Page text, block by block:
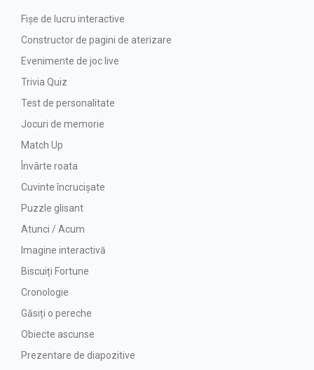
Fișe de lucru interactive
Constructor de pagini de aterizare
Evenimente de joc live
Trivia Quiz
Test de personalitate
Jocuri de memorie
Match Up
Învârte roata
Cuvinte încrucișate
Puzzle glisant
Atunci / Acum
Imagine interactivă
Biscuiți Fortune
Cronologie
Găsiți o pereche
Obiecte ascunse
Prezentare de diapozitive